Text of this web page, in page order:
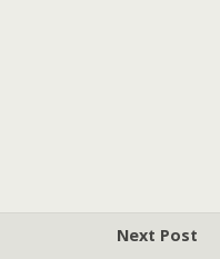
Next Post